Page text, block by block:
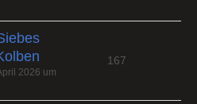
2026 um
167